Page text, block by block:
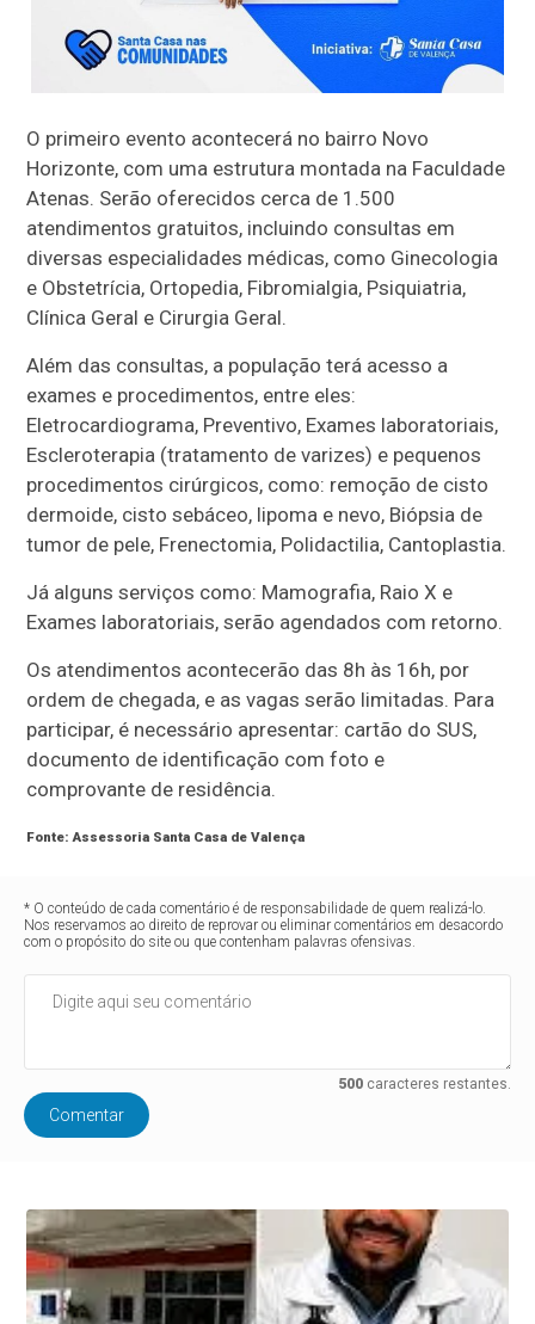
O primeiro evento acontecerá no bairro Novo
Horizonte, com uma estrutura montada na Faculdade
Atenas. Serão oferecidos cerca de 1.500
atendimentos gratuitos, incluindo consultas em
diversas especialidades médicas, como Ginecologia
e Obstetrícia, Ortopedia, Fibromialgia, Psiquiatria,
Clínica Geral e Cirurgia Geral.
Além das consultas, a população terá acesso a
exames e procedimentos, entre eles:
Eletrocardiograma, Preventivo, Exames laboratoriais,
Escleroterapia (tratamento de varizes) e pequenos
procedimentos cirúrgicos, como: remoção de cisto
dermoide, cisto sebáceo, lipoma e nevo, Biópsia de
tumor de pele, Frenectomia, Polidactilia, Cantoplastia.
Já alguns serviços como: Mamografia, Raio X e
Exames laboratoriais, serão agendados com retorno.
Os atendimentos acontecerão das 8h às 16h, por
ordem de chegada, e as vagas serão limitadas. Para
participar, é necessário apresentar: cartão do SUS,
documento de identificação com foto e
comprovante de residência.
Fonte: Assessoria Santa Casa de Valença
* O conteúdo de cada comentário é de responsabilidade de quem realizá-lo.
Nos reservamos ao direito de reprovar ou eliminar comentários em desacordo
com o propósito do site ou que contenham palavras ofensivas.
500caracteres restantes.
Comentar